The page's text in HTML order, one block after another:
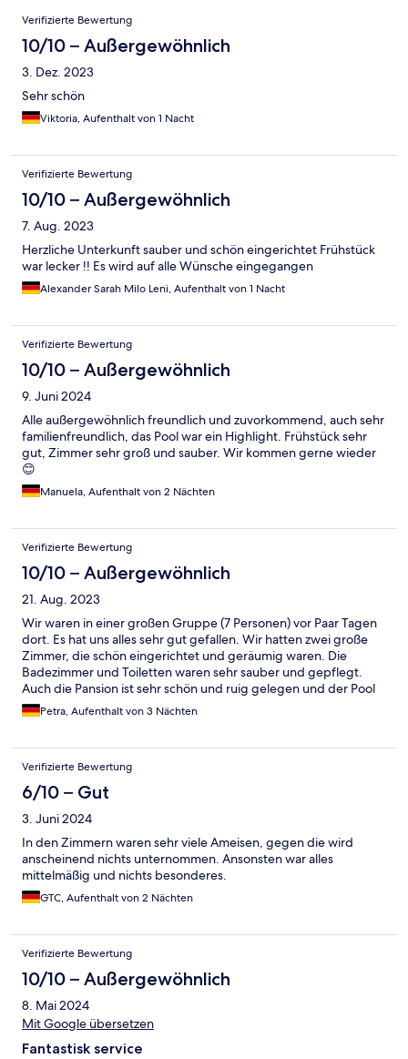
Bewertungen
Verifizierte Bewertung
10/10 – Außergewöhnlich
3. Dez. 2023
Sehr schön
Viktoria, Aufenthalt von 1 Nacht
Verifizierte Bewertung
10/10 – Außergewöhnlich
7. Aug. 2023
Herzliche Unterkunft sauber und schön eingerichtet Frühstück
war lecker !! Es wird auf alle Wünsche eingegangen
Alexander Sarah Milo Leni, Aufenthalt von 1 Nacht
Verifizierte Bewertung
10/10 – Außergewöhnlich
9. Juni 2024
Alle außergewöhnlich freundlich und zuvorkommend, auch sehr
familienfreundlich, das Pool war ein Highlight. Frühstück sehr
gut, Zimmer sehr groß und sauber. Wir kommen gerne wieder
😊
Manuela, Aufenthalt von 2 Nächten
Verifizierte Bewertung
10/10 – Außergewöhnlich
21. Aug. 2023
Wir waren in einer großen Gruppe (7 Personen) vor Paar Tagen
dort. Es hat uns alles sehr gut gefallen. Wir hatten zwei große
Zimmer, die schön eingerichtet und geräumig waren. Die
Badezimmer und Toiletten waren sehr sauber und gepflegt.
Auch die Pansion ist sehr schön und ruig gelegen und der Pool
ist im Sommer ein absolutes Highlight !! Die Gastgeberin ist sehr
herzlich und aufgeschlossen. Viele Grüße an alle und es war
Petra, Aufenthalt von 3 Nächten
Verifizierte Bewertung
6/10 – Gut
3. Juni 2024
In den Zimmern waren sehr viele Ameisen, gegen die wird
anscheinend nichts unternommen. Ansonsten war alles
mittelmäßig und nichts besonderes.
GTC, Aufenthalt von 2 Nächten
Verifizierte Bewertung
10/10 – Außergewöhnlich
8. Mai 2024
Mit Google übersetzen
Fantastisk service